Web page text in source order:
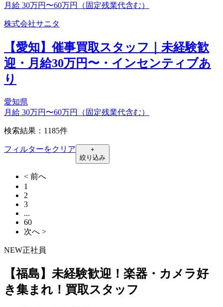
月給 30万円〜60万円（固定残業代含む）
株式会社サニタ
【愛知】催事買取スタッフ｜未経験歓
迎・月給30万円〜・インセンティブあ
り
愛知県
月給 30万円〜60万円（固定残業代含む）
検索結果：1185件
フィルターをクリア
+
絞り込み
< 前へ
1
2
3
...
60
次へ >
NEW正社員
【福島】未経験歓迎！楽器・カメラ好
き集まれ！買取スタッフ